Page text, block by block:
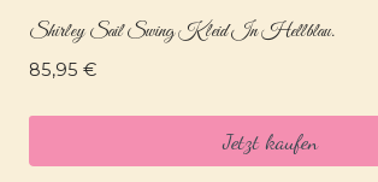
Shirley Sail Swing Kleid In Hellblau.
85,95 €
Jetzt kaufen